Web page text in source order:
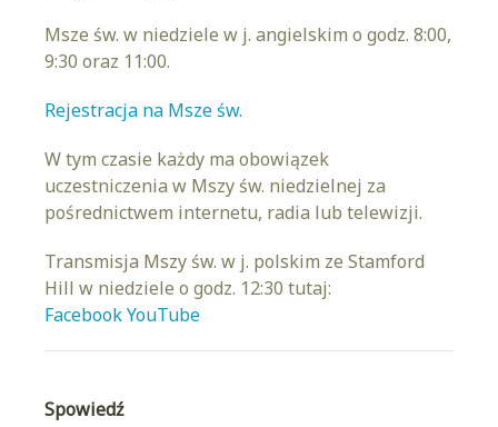
Msze św. w niedziele w j. angielskim o godz. 8:00,
9:30 oraz 11:00.
Rejestracja na Msze św.
W tym czasie każdy ma obowiązek
uczestniczenia w Mszy św. niedzielnej za
pośrednictwem internetu, radia lub telewizji.
Transmisja Mszy św. w j. polskim ze Stamford
Hill w niedziele o godz. 12:30 tutaj:
FacebookYouTube
Spowiedź